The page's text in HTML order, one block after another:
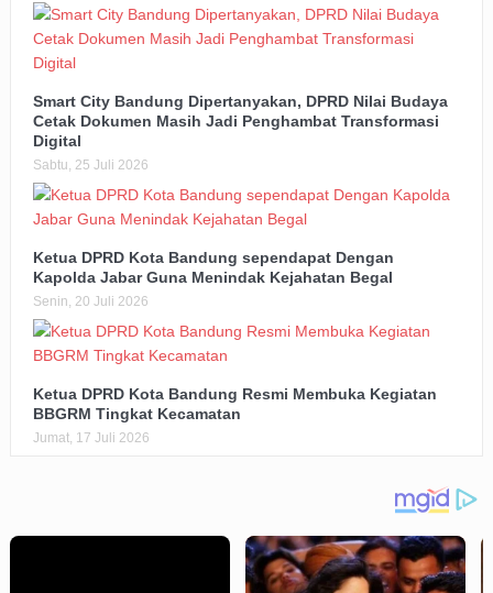
Smart City Bandung Dipertanyakan, DPRD Nilai Budaya
Cetak Dokumen Masih Jadi Penghambat Transformasi
Digital
Sabtu, 25 Juli 2026
Ketua DPRD Kota Bandung sependapat Dengan
Kapolda Jabar Guna Menindak Kejahatan Begal
Senin, 20 Juli 2026
Ketua DPRD Kota Bandung Resmi Membuka Kegiatan
BBGRM Tingkat Kecamatan
Jumat, 17 Juli 2026